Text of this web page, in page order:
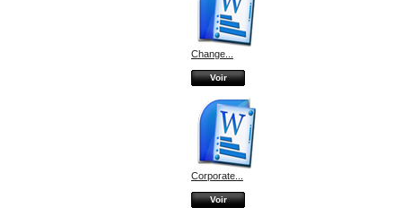
Change...
Voir
Corporate...
Voir